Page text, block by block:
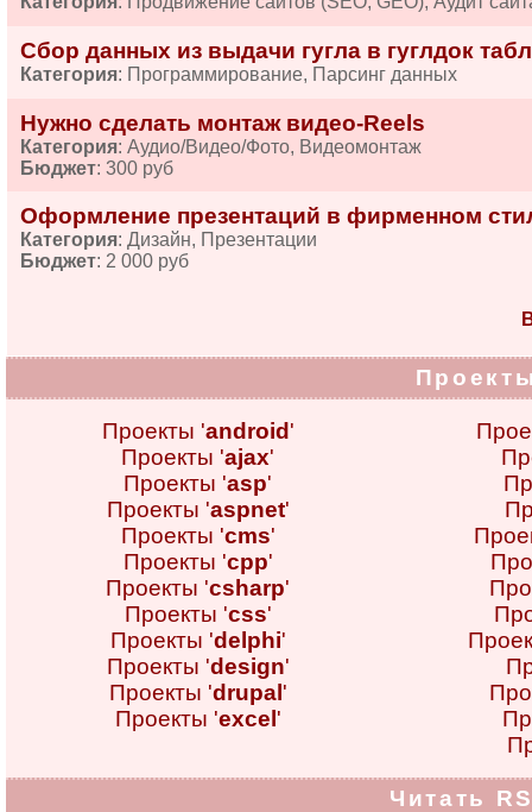
Сбор данных из выдачи гугла в гуглдок
Категория: Программирование, Парсинг данных
Нужно сделать монтаж видео-Reels
Категория: Аудио/Видео/Фото, Видеомонтаж
Бюджет: 300 руб
Оформление презентаций в фирменном
Категория: Дизайн, Презентации
Бюджет: 2 000 руб
Проекты 'android '
Проекты 'ajax'
Проекты 'asp'
Проекты 'aspnet'
Проекты 'cms'
Проекты 'cpp'
Проекты 'csharp'
Проекты 'css'
Проекты 'delphi'
Проекты 'design'
Проекты 'drupal '
Проекты 'excel '
Читать